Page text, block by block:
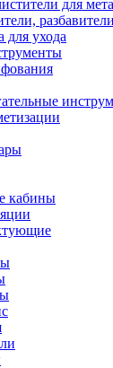
для
разбавители
для ухода
кабины